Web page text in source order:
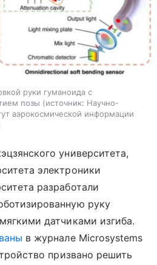
руки гуманоида с
позы
источник: Научно-
аэрокосмической информации
университета,
электроники
разработали
руку
датчиками изгиба.
в журнале Microsystems
призвано решить